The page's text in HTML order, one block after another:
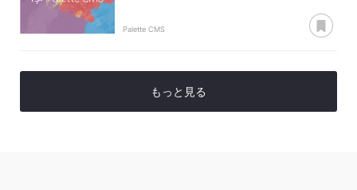
Palette CMS
もっと見る